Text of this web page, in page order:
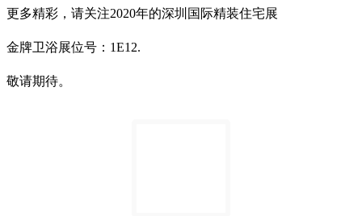
更多精彩，请关注2020年的深圳国际精装住宅展
金牌卫浴展位号：1E12.
敬请期待。